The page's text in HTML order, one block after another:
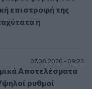
επιστροφή της
η
07.08.2026 - 09:23
Αποτελέσματα
ρυθμοί